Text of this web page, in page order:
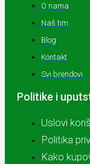
O nama
Naš tim
Blog
Kontakt
Svi brendovi
Politike i
Uslovi
Politika
Kako